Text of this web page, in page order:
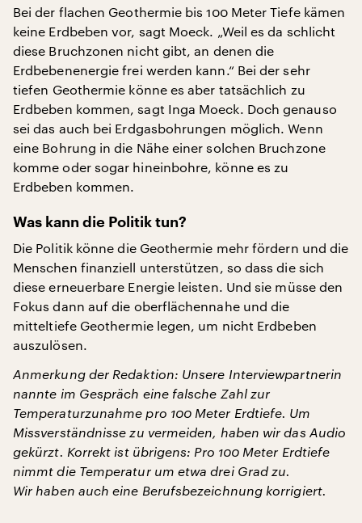
Bei der flachen Geothermie bis 100 Meter Tiefe kämen
keine Erdbeben vor, sagt Moeck. „Weil es da schlicht
diese Bruchzonen nicht gibt, an denen die
Erdbebenenergie frei werden kann.“ Bei der sehr
tiefen Geothermie könne es aber tatsächlich zu
Erdbeben kommen, sagt Inga Moeck. Doch genauso
sei das auch bei Erdgasbohrungen möglich. Wenn
eine Bohrung in die Nähe einer solchen Bruchzone
komme oder sogar hineinbohre, könne es zu
Erdbeben kommen.
Was kann die Politik tun?
Die Politik könne die Geothermie mehr fördern und die
Menschen finanziell unterstützen, so dass die sich
diese erneuerbare Energie leisten. Und sie müsse den
Fokus dann auf die oberflächennahe und die
mitteltiefe Geothermie legen, um nicht Erdbeben
auszulösen.
Anmerkung der Redaktion: Unsere Interviewpartnerin
nannte im Gespräch eine falsche Zahl zur
Temperaturzunahme pro 100 Meter Erdtiefe. Um
Missverständnisse zu vermeiden, haben wir das Audio
gekürzt. Korrekt ist übrigens: Pro 100 Meter Erdtiefe
nimmt die Temperatur um etwa drei Grad zu.
Wir haben auch eine Berufsbezeichnung korrigiert.